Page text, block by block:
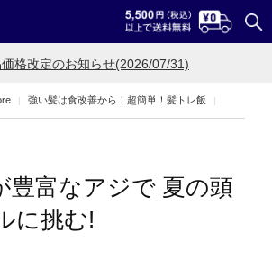
格改定のお知らせ(2026/07/31)
強い髪は食改善から！超簡単！髪トレ飯
豊富なアジで 夏の頭
に挑む!